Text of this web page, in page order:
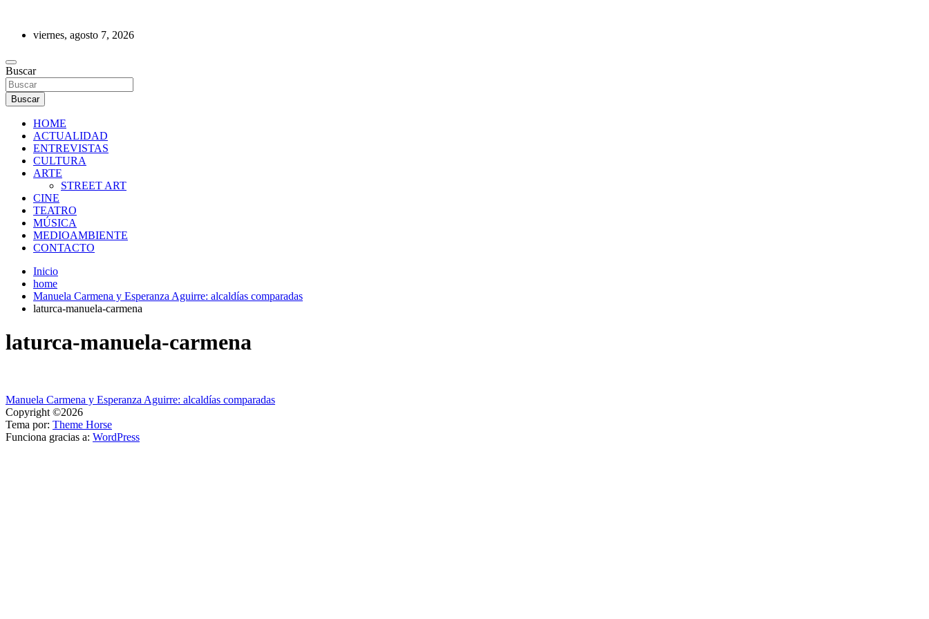
contenidoviernes, agosto 7, 2026
REVISTA DE PRENSA
Buscar
Buscar
HOME
ACTUALIDAD
ENTREVISTAS
CULTURA
ARTE
STREET ART
CINE
TEATRO
MÚSICA
MEDIOAMBIENTE
CONTACTO
Inicio
home
Manuela Carmena y Esperanza Aguirre: alcaldías comparadas
laturca-manuela-carmena
laturca-manuela-carmena
Navegación
de
entradas
Manuela Carmena y Esperanza Aguirre: alcaldías comparadas
Copyright ©2026
Tema por: Theme Horse
Funciona gracias a: WordPress